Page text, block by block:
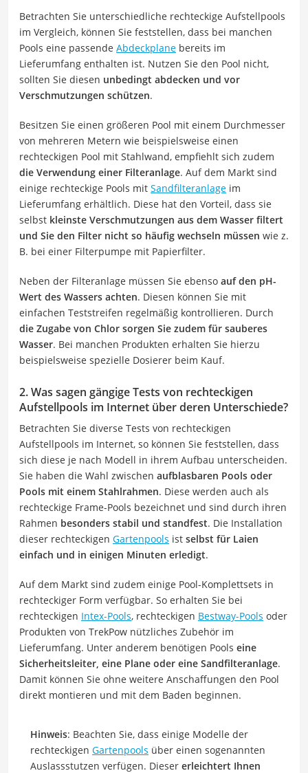
Betrachten Sie unterschiedliche rechteckige Aufstellpools
im Vergleich, können Sie feststellen, dass bei manchen
Pools eine passende Abdeckplane bereits im
Lieferumfang enthalten ist. Nutzen Sie den Pool nicht,
sollten Sie diesen unbedingt abdecken und vor
Verschmutzungen schützen.
Besitzen Sie einen größeren Pool mit einem Durchmesser
von mehreren Metern wie beispielsweise einen
rechteckigen Pool mit Stahlwand, empfiehlt sich zudem
die Verwendung einer Filteranlage. Auf dem Markt sind
einige rechteckige Pools mit Sandfilteranlage im
Lieferumfang erhältlich. Diese hat den Vorteil, dass sie
selbst kleinste Verschmutzungen aus dem Wasser filtert
und Sie den Filter nicht so häufig wechseln müssen wie z.
B. bei einer Filterpumpe mit Papierfilter.
Neben der Filteranlage müssen Sie ebenso auf den pH-
Wert des Wassers achten. Diesen können Sie mit
einfachen Teststreifen regelmäßig kontrollieren. Durch
die Zugabe von Chlor sorgen Sie zudem für sauberes
Wasser. Bei manchen Produkten erhalten Sie hierzu
beispielsweise spezielle Dosierer beim Kauf.
2. Was sagen gängige Tests von rechteckigen
Aufstellpools im Internet über deren Unterschiede?
Betrachten Sie diverse Tests von rechteckigen
Aufstellpools im Internet, so können Sie feststellen, dass
sich diese je nach Modell in ihrem Aufbau unterscheiden.
Sie haben die Wahl zwischen aufblasbaren Pools oder
Pools mit einem Stahlrahmen. Diese werden auch als
rechteckige Frame-Pools bezeichnet und sind durch ihren
Rahmen besonders stabil und standfest. Die Installation
dieser rechteckigen Gartenpools ist selbst für Laien
einfach und in einigen Minuten erledigt.
Auf dem Markt sind zudem einige Pool-Komplettsets in
rechteckiger Form verfügbar. So erhalten Sie bei
rechteckigen Intex-Pools, rechteckigen Bestway-Pools oder
Produkten von TrekPow nützliches Zubehör im
Lieferumfang. Unter anderem benötigen Pools eine
Sicherheitsleiter, eine Plane oder eine Sandfilteranlage.
Damit können Sie ohne weitere Anschaffungen den Pool
direkt montieren und mit dem Baden beginnen.
Hinweis: Beachten Sie, dass einige Modelle der
rechteckigen Gartenpools über einen sogenannten
Auslassstutzen verfügen. Dieser erleichtert Ihnen